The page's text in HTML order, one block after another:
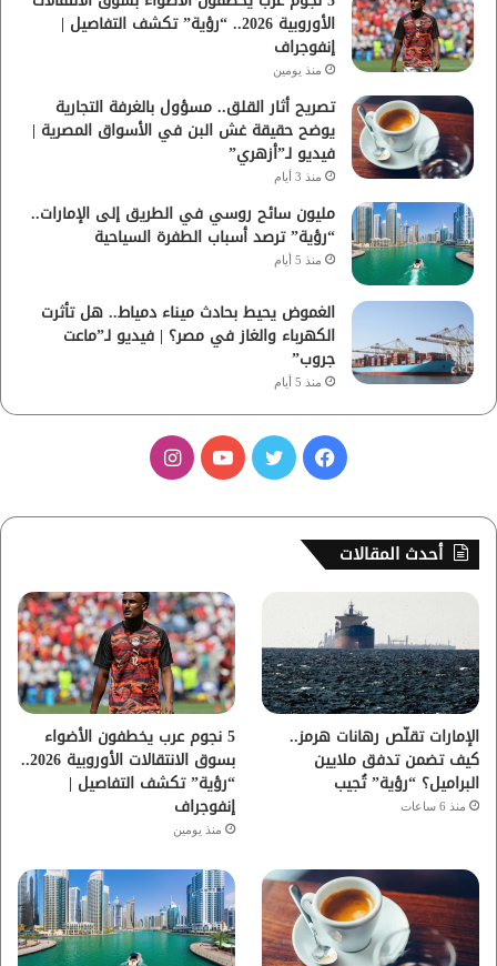
الأوروبية 2026.. “رؤية” تكشف التفاصيل |
إنفوجراف
منذ يومين
تصريح أثار القلق.. مسؤول بالغرفة التجارية
يوضح حقيقة غش البن في الأسواق المصرية |
فيديو لـ”أزهري”
منذ 3 أيام
مليون سائح روسي في الطريق إلى الإمارات..
“رؤية” ترصد أسباب الطفرة السياحية
منذ 5 أيام
الغموض يحيط بحادث ميناء دمياط.. هل تأثرت
الكهرباء والغاز في مصر؟ | فيديو لـ”ماعت
جروب”
منذ 5 أيام
س
ب
ك
ي
و
ب
ت
ق
ر
م
أحدث المقالات
الإمارات تقلّص رهانات هرمز..
كيف تضمن تدفق ملايين
البراميل؟ “رؤية” تُجيب
منذ 6 ساعات
5 نجوم عرب يخطفون الأضواء
بسوق الانتقالات الأوروبية 2026..
“رؤية” تكشف التفاصيل |
إنفوجراف
منذ يومين